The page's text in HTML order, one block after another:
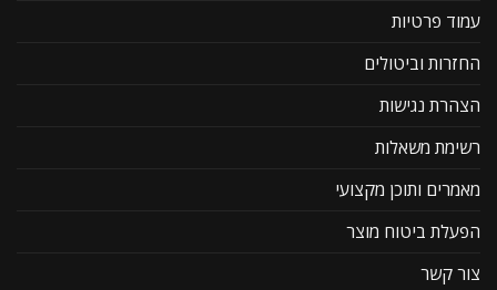
עמוד פרטיות
החזרות וביטולים
הצהרת נגישות
רשימת משאלות
מאמרים ותוכן מקצועי
הפעלת ביטוח מוצר
צור קשר